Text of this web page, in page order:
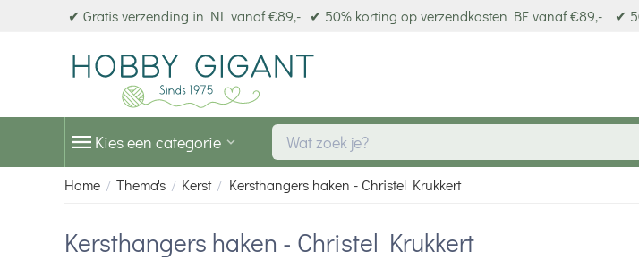
✔ Gratis verzending in NL vanaf €89,- ✔ 50% korting op verzendkosten BE vanaf €89,- ✔
Kies een categorie
Home / Thema's / Kerst / Kersthangers haken - Christel Krukkert
Kersthangers haken - Christel Krukkert